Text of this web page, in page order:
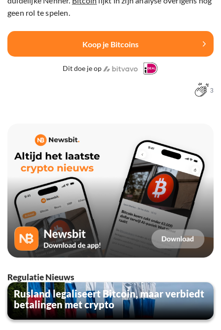
geen rol te spelen.
Koop je Bitcoins
Dit doe je op
3
Regulatie Nieuws
Rusland legaliseert Bitcoin, maar verbiedt
betalingen met crypto